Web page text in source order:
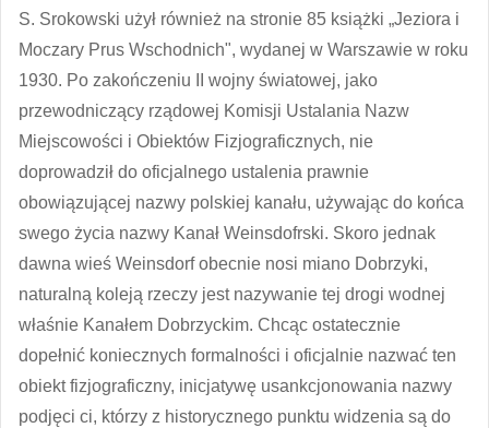
S. Srokowski użył również na stronie 85 książki „Jeziora i
Moczary Prus Wschodnich", wydanej w Warszawie w roku
1930. Po zakończeniu II wojny światowej, jako
przewodniczący rządowej Komisji Ustalania Nazw
Miejscowości i Obiektów Fizjograficznych, nie
doprowadził do oficjalnego ustalenia prawnie
obowiązującej nazwy polskiej kanału, używając do końca
swego życia nazwy Kanał Weinsdofrski. Skoro jednak
dawna wieś Weinsdorf obecnie nosi miano Dobrzyki,
naturalną koleją rzeczy jest nazywanie tej drogi wodnej
właśnie Kanałem Dobrzyckim. Chcąc ostatecznie
dopełnić koniecznych formalności i oficjalnie nazwać ten
obiekt fizjograficzny, inicjatywę usankcjonowania nazwy
podjęci ci, którzy z historycznego punktu widzenia są do